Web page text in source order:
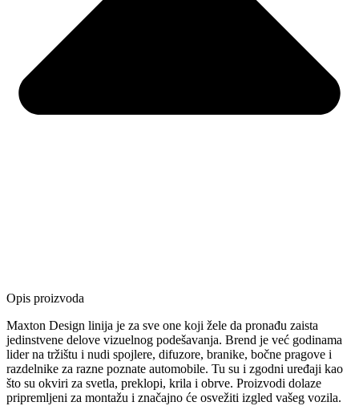
Opis proizvoda
Maxton Design linija je za sve one koji žele da pronađu zaista
jedinstvene delove vizuelnog podešavanja. Brend je već godinama
lider na tržištu i nudi spojlere, difuzore, branike, bočne pragove i
razdelnike za razne poznate automobile. Tu su i zgodni uređaji kao
što su okviri za svetla, preklopi, krila i obrve. Proizvodi dolaze
pripremljeni za montažu i značajno će osvežiti izgled vašeg vozila.